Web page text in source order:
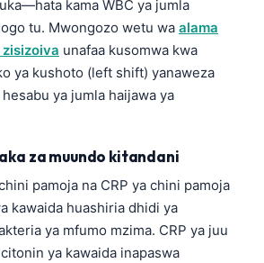
kama WBC ya jumla
tu. Mwongozo wetu wa alama
unafaa kusomwa kwa
ya kushoto (left shift) yanaweza
ya jumla haijawa ya
za muundo kitandani
pamoja na CRP ya chini pamoja
kawaida huashiria dhidi ya
ya mfumo mzima. CRP ya juu
ya kawaida inapaswa
dili